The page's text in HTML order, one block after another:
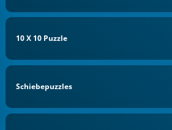
10 X 10 Puzzle
Schiebepuzzles